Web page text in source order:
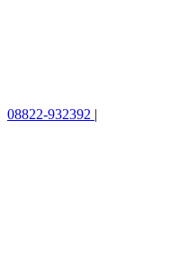
08822-932392 |